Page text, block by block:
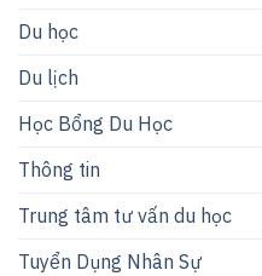
Du học
Du lịch
Học Bổng Du Học
Thông tin
Trung tâm tư vấn du học
Tuyển Dụng Nhân Sự